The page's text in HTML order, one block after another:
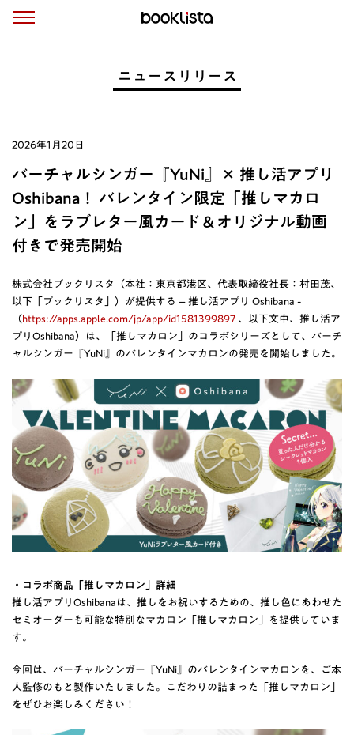
ニュースリリース
2026年1月20日
バーチャルシンガー『YuNi』× 推し活アプリ
Oshibana！ バレンタイン限定「推しマカロ
ン」をラブレター風カード＆オリジナル動画
付きで発売開始
株式会社ブックリスタ（本社：東京都港区、代表取締役社長：村田茂、
以下「ブックリスタ」）が提供する – 推し活アプリ Oshibana -
（https://apps.apple.com/jp/app/id1581399897 、以下文中、推し活ア
プリOshibana）は、「推しマカロン」のコラボシリーズとして、バーチ
ャルシンガー『YuNi』のバレンタインマカロンの発売を開始しました。
・コラボ商品「推しマカロン」詳細
推し活アプリOshibanaは、推しをお祝いするための、推し色にあわせた
セミオーダーも可能な特別なマカロン「推しマカロン」を提供していま
す。
今回は、バーチャルシンガー『YuNi』のバレンタインマカロンを、ご本
人監修のもと製作いたしました。こだわりの詰まった「推しマカロン」
をぜひお楽しみください！